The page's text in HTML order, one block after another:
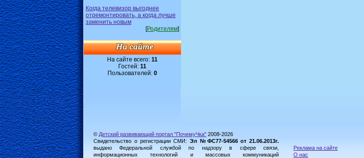
Когда телевизор выгоднее
отремонтировать, а когда лучше
заменить новым
[Родителям]
На сайте всего: 11
Гостей: 11
Пользователей: 0
© Детский развивающий портал "ПочемуЧка" 2008-2026
Свидетельство о регистрации СМИ: Эл №ФС77-54566 от 21.06.2013г.
выдано Федеральной службой по надзору в сфере связи,
информационных технологий и массовых коммуникаций
Реклама на сайте
О нас